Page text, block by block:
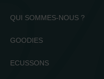
QUI SOMMES-NOUS ?
GOODIES
ECUSSONS